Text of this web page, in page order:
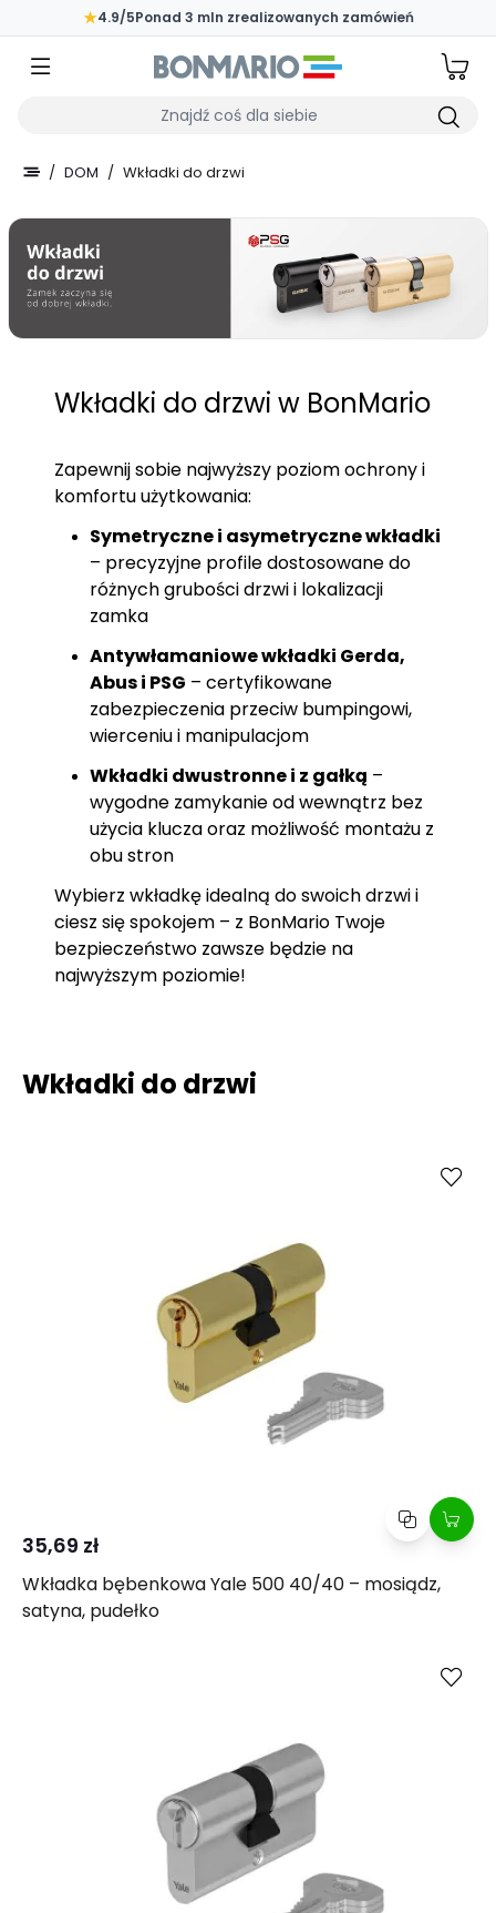
Przejdź do głównej zawartości strony
★4.9/5Ponad 3 mln zrealizowanych zamówień
Wpisz czego szukasz
/ DOM / Wkładki do drzwi
Wkładki do drzwi w BonMario
Zapewnij sobie najwyższy poziom ochrony i
komfortu użytkowania:
Symetryczne i asymetryczne wkładki
– precyzyjne profile dostosowane do
różnych grubości drzwi i lokalizacji
zamka
Antywłamaniowe wkładki Gerda,
Abus i PSG – certyfikowane
zabezpieczenia przeciw bumpingowi,
wierceniu i manipulacjom
Wkładki dwustronne i z gałką –
wygodne zamykanie od wewnątrz bez
użycia klucza oraz możliwość montażu z
obu stron
Wybierz wkładkę idealną do swoich drzwi i
ciesz się spokojem – z BonMario Twoje
bezpieczeństwo zawsze będzie na
najwyższym poziomie!
Wkładki do drzwi
35,69 zł
Wkładka bębenkowa Yale 500 40/40 – mosiądz,
satyna, pudełko